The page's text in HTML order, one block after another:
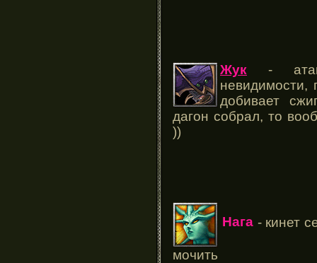
Жук -
невидимости,
добивает
дагон собрал, то
))
Нага- кинет
мочить